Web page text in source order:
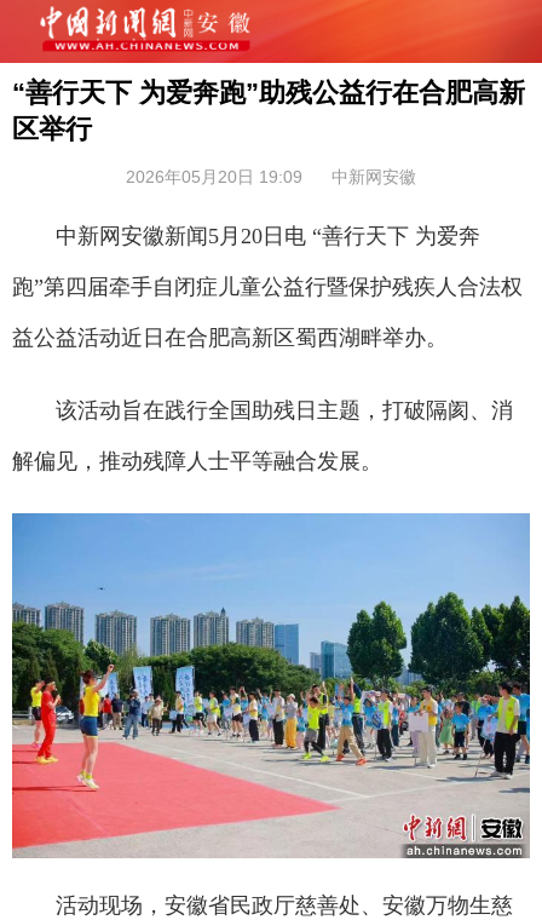
“善行天下 为爱奔跑”助残公益行在合肥高新
区举行
2026年05月20日 19:09 中新网安徽
中新网安徽新闻5月20日电 “善行天下 为爱奔
跑”第四届牵手自闭症儿童公益行暨保护残疾人合法权
益公益活动近日在合肥高新区蜀西湖畔举办。
该活动旨在践行全国助残日主题，打破隔阂、消
解偏见，推动残障人士平等融合发展。
活动现场，安徽省民政厅慈善处、安徽万物生慈